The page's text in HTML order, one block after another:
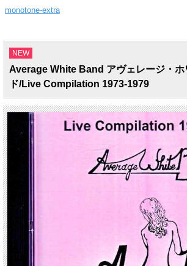
monotone-extra
NEW
Average White Band アヴェレージ・ホ
ド/Live Compilation 1973-1979